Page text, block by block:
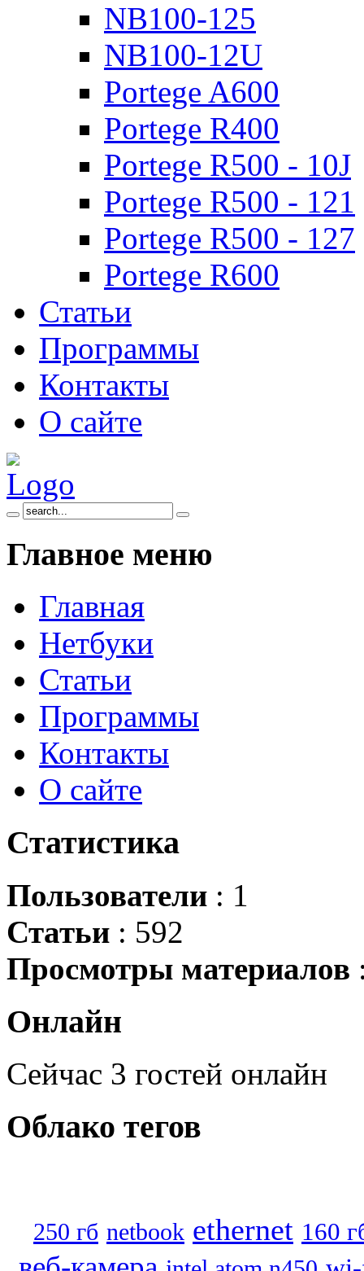
NB100-125
NB100-12U
Portege A600
Portege R400
Portege R500 - 10J
Portege R500 - 121
Portege R500 - 127
Portege R600
Статьи
Программы
Контакты
О сайте
Главное меню
Главная
Нетбуки
Статьи
Программы
Контакты
О сайте
Статистика
Пользователи : 1
Статьи : 592
Просмотры материалов
Онлайн
Сейчас 3 гостей онлайн
Облако тегов
250 гб netbook ethernet 160